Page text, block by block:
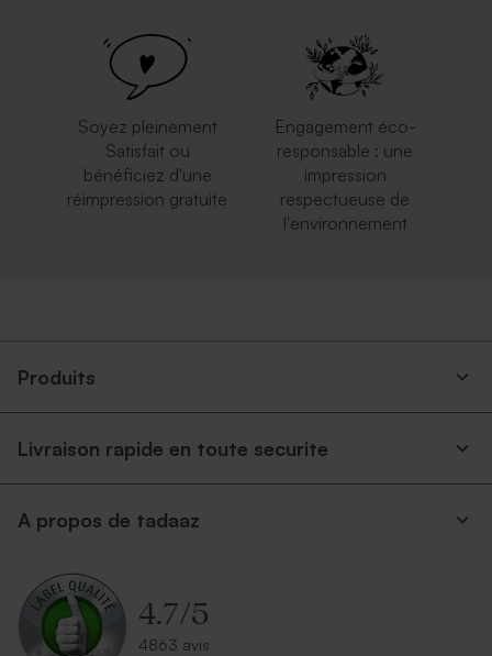
Soyez pleinement
Satisfait ou
bénéficiez d'une
réimpression gratuite
Engagement éco-
responsable : une
impression
respectueuse de
l'environnement
Produits
Livraison rapide en toute securite
A propos de tadaaz
4.7/5
4863 avis